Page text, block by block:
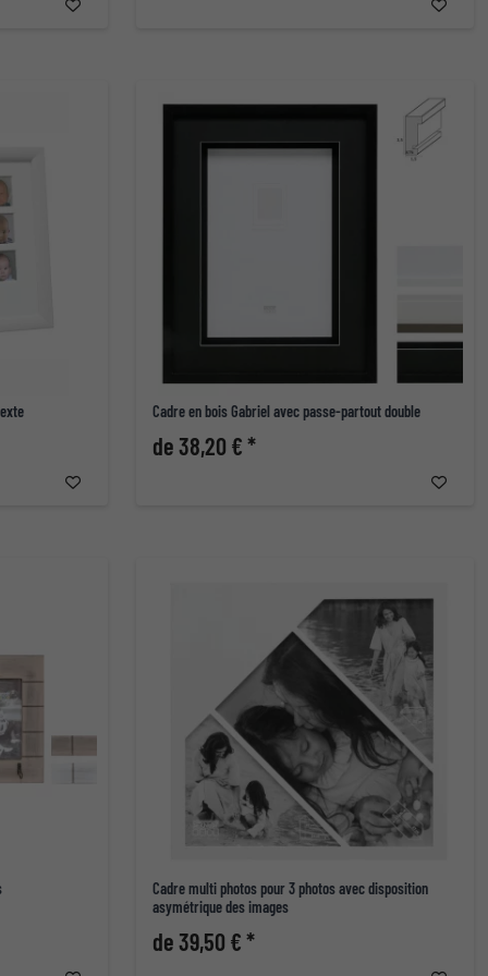
Cadre en bois Gabriel avec passe-partout double
de 38,20 € *
Cadre multi photos pour 3 photos avec disposition
asymétrique des images
de 39,50 € *